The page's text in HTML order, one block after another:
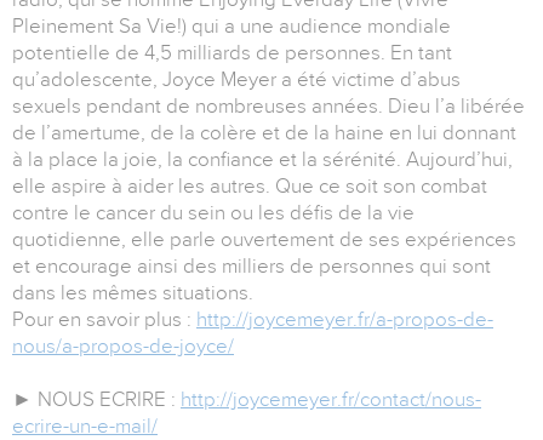
Pleinement Sa Vie!) qui a une audience mondiale
potentielle de 4,5 milliards de personnes. En tant
qu’adolescente, Joyce Meyer a été victime d’abus
sexuels pendant de nombreuses années. Dieu l’a libérée
de l’amertume, de la colère et de la haine en lui donnant
à la place la joie, la confiance et la sérénité. Aujourd’hui,
elle aspire à aider les autres. Que ce soit son combat
contre le cancer du sein ou les défis de la vie
quotidienne, elle parle ouvertement de ses expériences
et encourage ainsi des milliers de personnes qui sont
dans les mêmes situations.
Pour en savoir plus : http://joycemeyer.fr/a-propos-de-
nous/a-propos-de-joyce/
► NOUS ECRIRE : http://joycemeyer.fr/contact/nous-
ecrire-un-e-mail/